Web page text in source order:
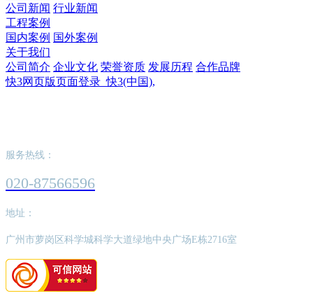
公司新闻 行业新闻
工程案例
国内案例 国外案例
关于我们
公司简介 企业文化 荣誉资质 发展历程 合作品牌
快3网页版页面登录_快3(中国),
服务热线：
020-87566596
地址：
广州市萝岗区科学城科学大道绿地中央广场E栋2716室